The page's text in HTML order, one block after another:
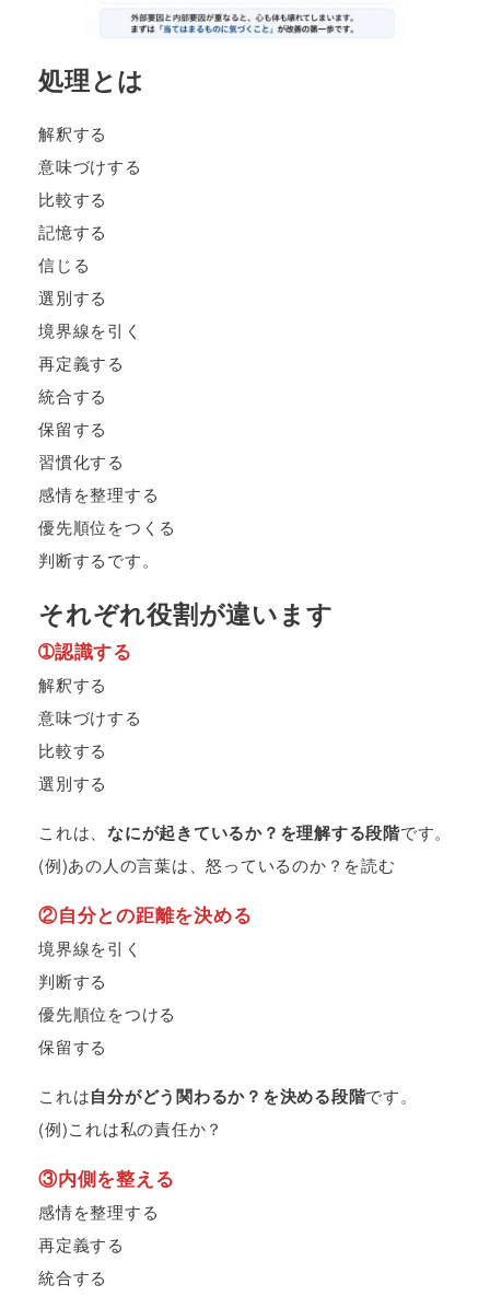
処理とは
解釈する
意味づけする
比較する
記憶する
信じる
選別する
境界線を引く
再定義する
統合する
保留する
習慣化する
感情を整理する
優先順位をつくる
判断するです。
それぞれ役割が違います
➀認識する
解釈する
意味づけする
比較する
選別する
これは、 なにが起きているか？を理解する段階です。
(例)あの人の言葉は、怒っているのか？を読む
②自分との距離を決める
境界線を引く
判断する
優先順位をつける
保留する
これは自分がどう関わるか？を決める段階です。
(例)これは私の責任か？
③内側を整える
感情を整理する
再定義する
統合する